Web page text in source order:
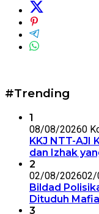
#Trending
1
08/08/20260
KKJ NTT-AJI
dan Izhak
2
02/08/202602/
Bildad
Dituduh
3